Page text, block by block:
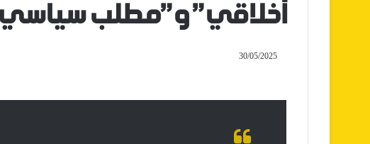
أخلاقي” و”مطلب
30/05/2025